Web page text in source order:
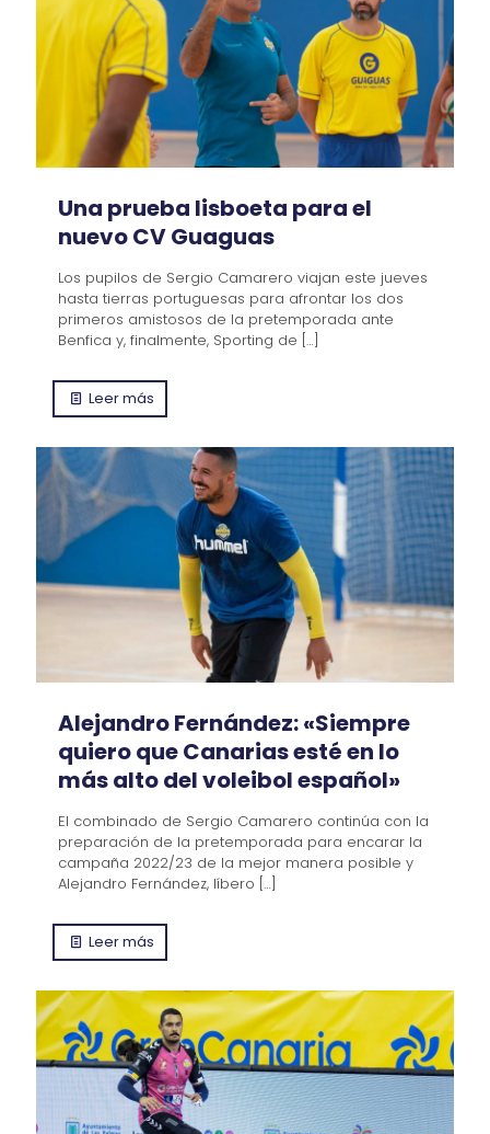
Una prueba lisboeta para el
nuevo CV Guaguas
Los pupilos de Sergio Camarero viajan este jueves
hasta tierras portuguesas para afrontar los dos
primeros amistosos de la pretemporada ante
Benfica y, finalmente, Sporting de […]
Leer más
Alejandro Fernández: «Siempre
quiero que Canarias esté en lo
más alto del voleibol español»
El combinado de Sergio Camarero continúa con la
preparación de la pretemporada para encarar la
campaña 2022/23 de la mejor manera posible y
Alejandro Fernández, líbero […]
Leer más